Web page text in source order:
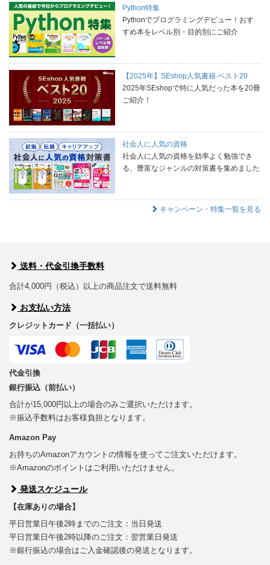
Python特集
Pythonでプログラミングデビュー！おす
すめ本をレベル別・目的別にご紹介
【2025年】SEshop人気書籍 ベスト20
2025年SEshopで特に人気だった本を20冊
ご紹介！
社会人に人気の資格
社会人に人気の資格を効率よく勉強でき
る、豊富なジャンルの対策書を集めました
キャンペーン・特集一覧を見る
送料・代金引換手数料
合計4,000円（税込）以上の商品注文で送料無料
お支払い方法
クレジットカード（一括払い）
代金引換
銀行振込（前払い）
合計が15,000円以上の場合のみご選択いただけます。
※振込手数料はお客様負担となります。
Amazon Pay
お持ちのAmazonアカウントの情報を使ってご注文いただけます。
※Amazonのポイントはご利用いただけません。
発送スケジュール
【在庫ありの場合】
平日営業日午後2時までのご注文：当日発送
平日営業日午後2時以降のご注文：翌営業日発送
※銀行振込の場合はご入金確認後の発送となります。